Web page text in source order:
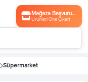
Mağaza Başvurusu
Ürünleri Öne Çıkart
Süpermarket